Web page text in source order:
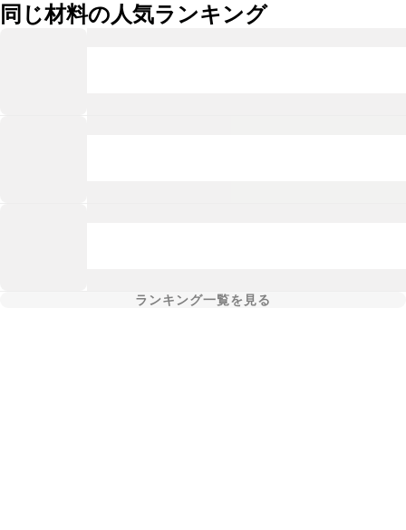
同じ材料の人気ランキング
ランキング一覧を見る